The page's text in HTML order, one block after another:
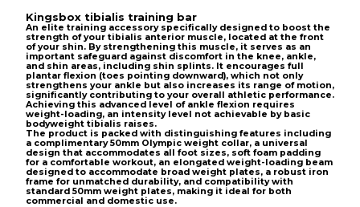
Kingsbox tibialis training bar
An elite training accessory specifically designed to boost the
strength of your tibialis anterior muscle, located at the front
of your shin. By strengthening this muscle, it serves as an
important safeguard against discomfort in the knee, ankle,
and shin areas, including shin splints. It encourages full
plantar flexion (toes pointing downward), which not only
strengthens your ankle but also increases its range of motion,
significantly contributing to your overall athletic performance.
Achieving this advanced level of ankle flexion requires
weight-loading, an intensity level not achievable by basic
bodyweight tibialis raises.
The product is packed with distinguishing features including
a complimentary 50mm Olympic weight collar, a universal
design that accommodates all foot sizes, soft foam padding
for a comfortable workout, an elongated weight-loading beam
designed to accommodate broad weight plates, a robust iron
frame for unmatched durability, and compatibility with
standard 50mm weight plates, making it ideal for both
commercial and domestic use.